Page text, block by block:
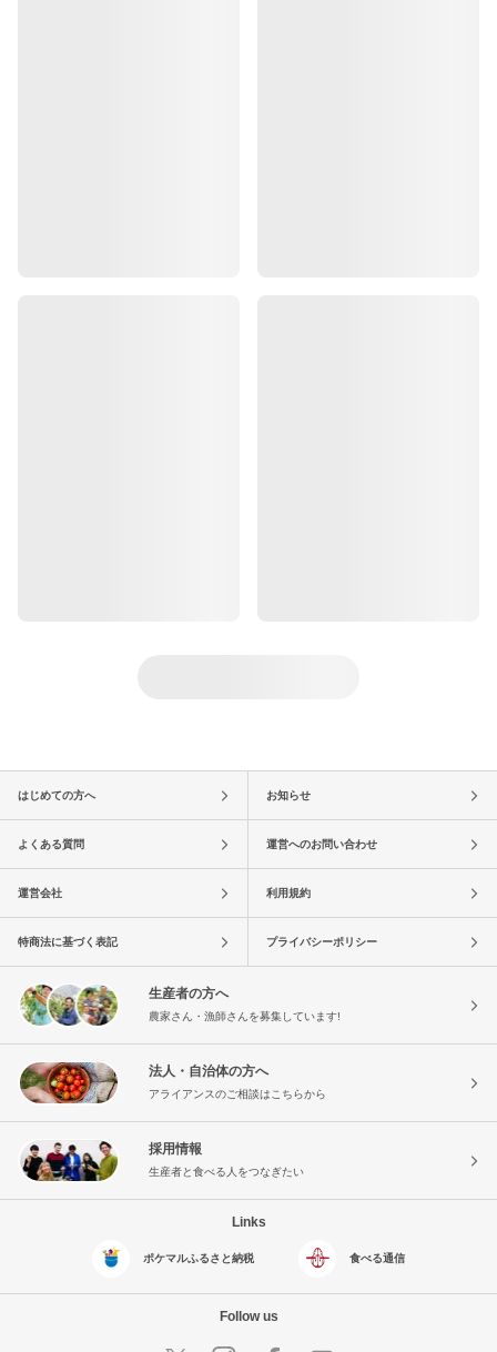
はじめての方へ お知らせ
よくある質問 運営へのお問い合わせ
運営会社 利用規約
特商法に基づく表記 プライバシーポリシー
生産者の方へ
農家さん・漁師さんを募集しています!
法人・自治体の方へ
アライアンスのご相談はこちらから
採用情報
生産者と食べる人をつなぎたい
Links
ポケマルふるさと納税 食べる通信
Follow us